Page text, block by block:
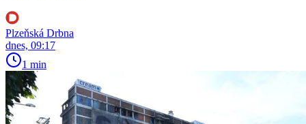
Plzeňská Drbna
dnes, 09:17
1 min